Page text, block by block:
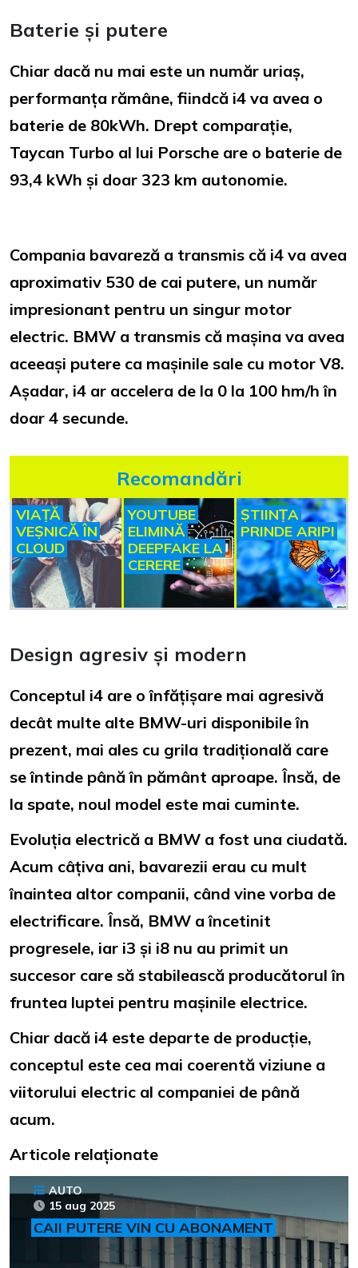
Baterie și putere
Chiar dacă nu mai este un număr uriaș,
performanța rămâne, fiindcă i4 va avea o
baterie de 80kWh. Drept comparație,
Taycan Turbo al lui Porsche are o baterie de
93,4 kWh și doar 323 km autonomie.
Compania bavareză a transmis că i4 va avea
aproximativ 530 de cai putere, un număr
impresionant pentru un singur motor
electric. BMW a transmis că mașina va avea
aceeași putere ca mașinile sale cu motor V8.
Așadar, i4 ar accelera de la 0 la 100 hm/h în
doar 4 secunde.
Recomandări
VIAȚĂ
VEȘNICĂ ÎN
CLOUD
YOUTUBE
ELIMINĂ
DEEPFAKE LA
CERERE
ȘTIINȚA
PRINDE ARIPI
Design agresiv și modern
Conceptul i4 are o înfățișare mai agresivă
decât multe alte BMW-uri disponibile în
prezent, mai ales cu grila tradițională care
se întinde până în pământ aproape. Însă, de
la spate, noul model este mai cuminte.
Evoluția electrică a BMW a fost una ciudată.
Acum câțiva ani, bavarezii erau cu mult
înaintea altor companii, când vine vorba de
electrificare. Însă, BMW a încetinit
progresele, iar i3 și i8 nu au primit un
succesor care să stabilească producătorul în
fruntea luptei pentru mașinile electrice.
Chiar dacă i4 este departe de producție,
conceptul este cea mai coerentă viziune a
viitorului electric al companiei de până
acum.
Articole relaționate
AUTO
15 aug 2025
CAII PUTERE VIN CU ABONAMENT